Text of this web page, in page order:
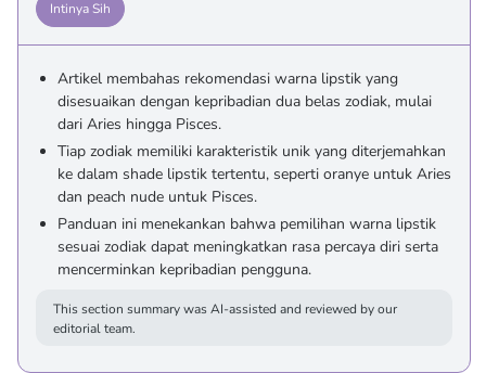
Intinya Sih
Artikel membahas rekomendasi warna lipstik yang
disesuaikan dengan kepribadian dua belas zodiak, mulai
dari Aries hingga Pisces.
Tiap zodiak memiliki karakteristik unik yang diterjemahkan
ke dalam shade lipstik tertentu, seperti oranye untuk Aries
dan peach nude untuk Pisces.
Panduan ini menekankan bahwa pemilihan warna lipstik
sesuai zodiak dapat meningkatkan rasa percaya diri serta
mencerminkan kepribadian pengguna.
This section summary was AI-assisted and reviewed by our
editorial team.